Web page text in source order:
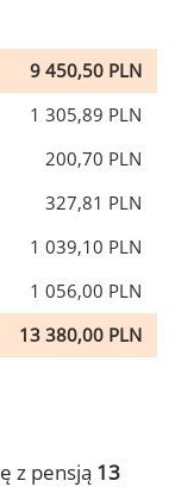
9 450,50 PLN
1 305,89 PLN
200,70 PLN
327,81 PLN
1 039,10 PLN
1 056,00 PLN
13 380,00 PLN
z pensją 13